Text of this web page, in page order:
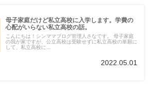
母子家庭だけど私立高校に入学します。学費の
心配がいらない私立高校の話。
こんにちは！シンママブログ管理人さなです。 母子家庭
の我が家ですが、公立高校は受験せずに私立高校の単願に
して、私立高校に...
2022.05.01